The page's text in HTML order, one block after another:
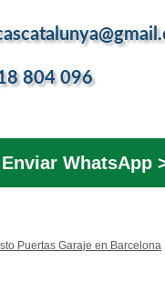
804 096
Enviar WhatsApp
Puertas Garaje en Barcelona